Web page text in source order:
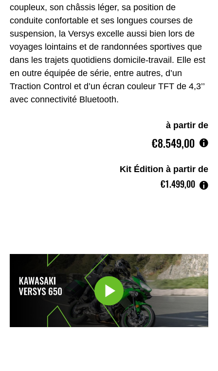
coupleux, son châssis léger, sa position de
conduite confortable et ses longues courses de
suspension, la Versys excelle aussi bien lors de
voyages lointains et de randonnées sportives que
dans les trajets quotidiens domicile-travail. Elle est
en outre équipée de série, entre autres, d’un
Traction Control et d’un écran couleur TFT de 4,3’’
avec connectivité Bluetooth.
à partir de
€8.549,00
Kit Édition à partir de
€1.499,00